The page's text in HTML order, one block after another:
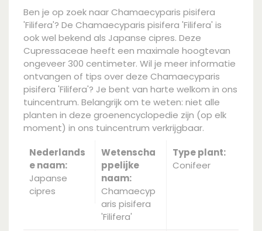
Ben je op zoek naar Chamaecyparis pisifera
'Filifera'? De Chamaecyparis pisifera 'Filifera' is
ook wel bekend als Japanse cipres. Deze
Cupressaceae heeft een maximale hoogtevan
ongeveer 300 centimeter. Wil je meer informatie
ontvangen of tips over deze Chamaecyparis
pisifera 'Filifera'? Je bent van harte welkom in ons
tuincentrum. Belangrijk om te weten: niet alle
planten in deze groenencyclopedie zijn (op elk
moment) in ons tuincentrum verkrijgbaar.
Nederlands
e naam:
Japanse
cipres
Wetenscha
ppelijke
naam:
Chamaecyp
aris pisifera
'Filifera'
Type plant:
Conifeer